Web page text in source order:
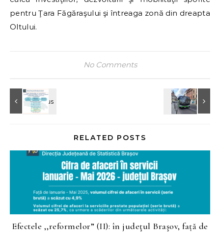
pentru Ţara Făgăraşului şi întreaga zonă din dreapta
Oltului.
No Comments
RELATED POSTS
Efectele ,,reformelor” (II): în judeţul Braşov, față de